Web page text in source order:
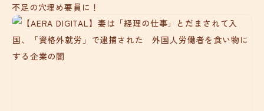
不足の穴埋め要員に！